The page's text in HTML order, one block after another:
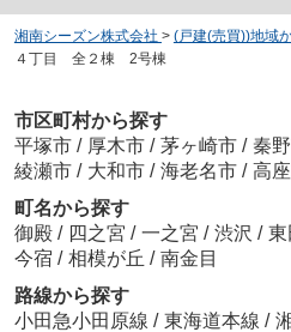
湘南シーズン株式会社 > (戸建(売買))地域
４丁目 全２棟 2号棟
市区町村から探す
平塚市 / 厚木市 / 茅ヶ崎市 / 秦
綾瀬市 / 大和市 / 海老名市 / 高
町名から探す
御殿 / 四之宮 / 一之宮 / 渋沢 / 東
今宿 / 相模が丘 / 南金目
路線から探す
小田急小田原線 / 東海道本線 /